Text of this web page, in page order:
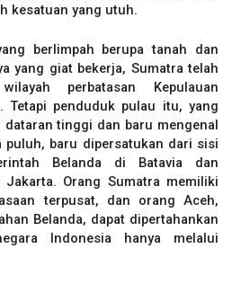
kesatuan yang utuh.
berlimpah berupa tanah dan
yang giat bekerja, Sumatra telah
perbatasan Kepulauan
Tetapi penduduk pulau itu, yang
tinggi dan baru mengenal
puluh, baru dipersatukan dari sisi
Belanda di Batavia dan
Orang Sumatra memiliki
terpusat, dan orang Aceh,
Belanda, dapat dipertahankan
Indonesia hanya melalui